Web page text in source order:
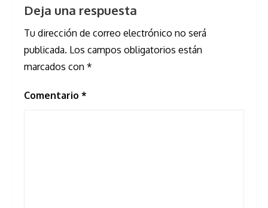
Deja una respuesta
Tu dirección de correo electrónico no será
publicada. Los campos obligatorios están
marcados con *
Comentario *